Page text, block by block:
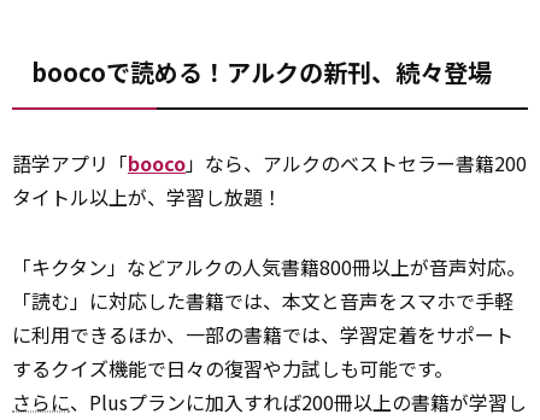
boocoで読める！アルクの新刊、続々登場
語学アプリ「booco」なら、アルクのベストセラー書籍200
タイトル以上が、学習し放題！
「キクタン」などアルクの人気書籍800冊以上が音声対応。
「読む」に対応した書籍では、本文と音声をスマホで手軽
に利用できるほか、一部の書籍では、学習定着をサポート
するクイズ機能で日々の復習や力試しも可能です。
さらに、Plusプランに加入すれば200冊以上の書籍が学習し